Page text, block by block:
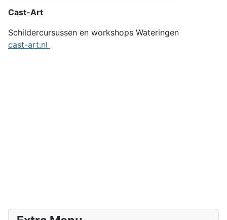
Cast-Art
Schildercursussen en workshops Wateringen
cast-art.nl